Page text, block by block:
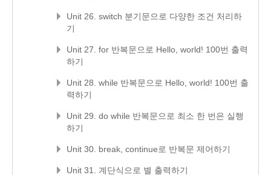
Unit 26. switch 분기문으로 다양한 조건 처리하
기
Unit 27. for 반복문으로 Hello, world! 100번 출력
하기
Unit 28. while 반복문으로 Hello, world! 100번 출
력하기
Unit 29. do while 반복문으로 최소 한 번은 실행
하기
Unit 30. break, continue로 반복문 제어하기
Unit 31. 계단식으로 별 출력하기